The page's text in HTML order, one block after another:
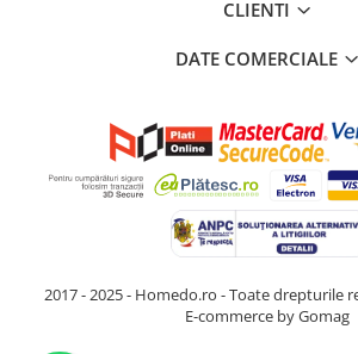
CLIENTI
DATE COMERCIALE
2017 - 2025 - Homedo.ro - Toate drepturile
E-commerce by Gomag